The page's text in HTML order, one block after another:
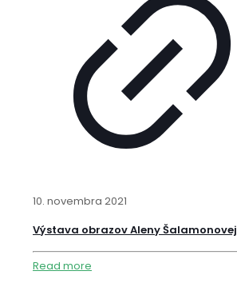
10. novembra 2021
Výstava obrazov Aleny Šalamonovej
Read more